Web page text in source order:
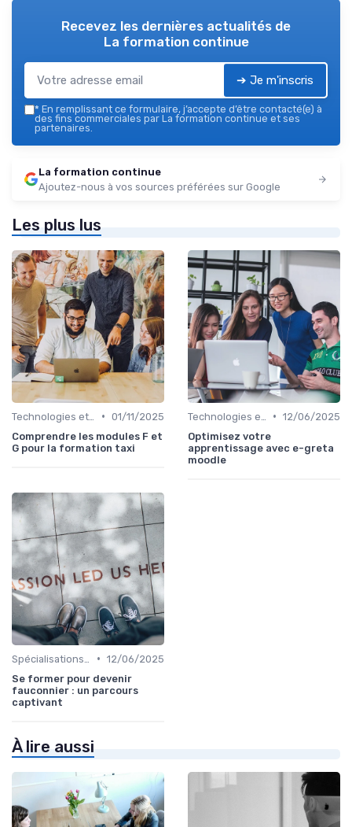
Recevez les dernières actualités de
La formation continue
➔ Je m'inscris
* En remplissant ce formulaire, j’accepte d’être contacté(e) à
des fins commerciales par La formation continue et ses
partenaires.
La formation continue
Ajoutez-nous à vos sources préférées sur Google
Les plus lus
• 01/11/2025
Comprendre les modules F et
G pour la formation taxi
• 12/06/2025
Optimisez votre
apprentissage avec e-greta
moodle
• 12/06/2025
Se former pour devenir
fauconnier : un parcours
captivant
À lire aussi